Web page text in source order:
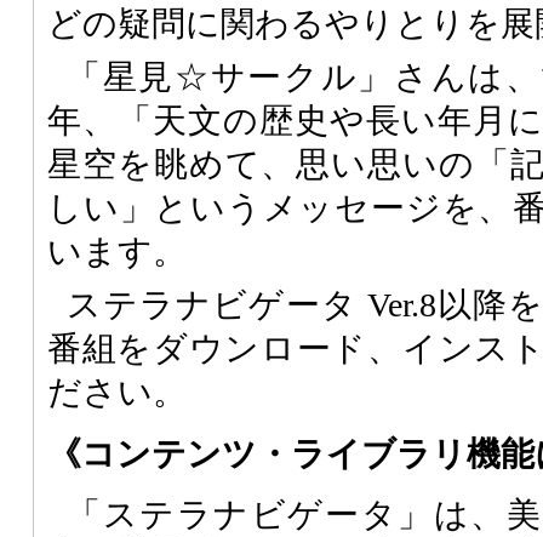
どの疑問に関わるやりとりを
「星見☆サークル」さんは
年、「天文の歴史や長い年月
星空を眺めて、思い思いの「
しい」というメッセージを、
います。
ステラナビゲータ Ver.8以降
番組をダウンロード、インス
ださい。
《コンテンツ・ライブラリ機
「ステラナビゲータ」は、